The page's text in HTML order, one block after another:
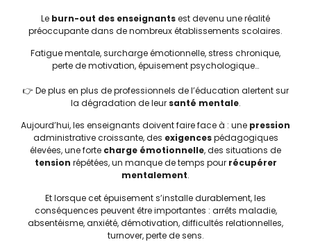
Le burn-out des enseignantsest devenu une réalité
préoccupante dans de nombreux établissements scolaires.
Fatigue mentale, surcharge émotionnelle, stress chronique,
perte de motivation, épuisement psychologique…
👉 De plus en plus de professionnels de l’éducation alertent sur
la dégradation de leur santé mentale.
Aujourd’hui, les enseignants doivent faire face à : une pression
administrative croissante, des exigencespédagogiques
élevées, une forte charge émotionnelle, des situations de
tension répétées, un manque de temps pour récupérer
mentalement.
Et lorsque cet épuisement s’installe durablement, les
conséquences peuvent être importantes : arrêts maladie,
absentéisme, anxiété, démotivation, difficultés relationnelles,
turnover, perte de sens.